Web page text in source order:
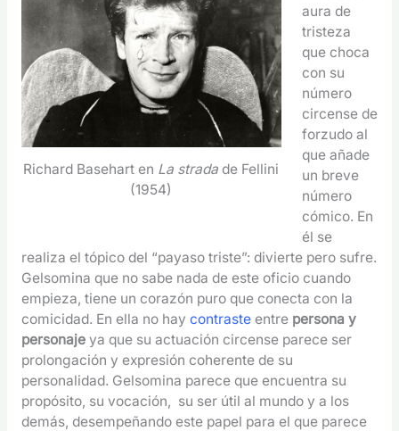
Richard Basehart en La strada de Fellini
(1954)
aura de
tristeza
que choca
con su
número
circense de
forzudo al
que añade
un breve
número
cómico. En
él se
realiza el tópico del “payaso triste”: divierte pero sufre.
Gelsomina que no sabe nada de este oficio cuando
empieza, tiene un corazón puro que conecta con la
comicidad. En ella no hay contraste entre persona y
personajeya que su actuación circense parece ser
prolongación y expresión coherente de su
personalidad. Gelsomina parece que encuentra su
propósito, su vocación, su ser útil al mundo y a los
demás, desempeñando este papel para el que parece